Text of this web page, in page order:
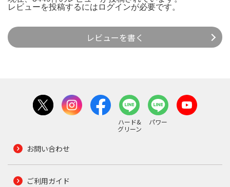
レビューを投稿するには ログインが必要です。
レビューを書く
ハード&
グリーン
パワー
お問い合わせ
ご利用ガイド